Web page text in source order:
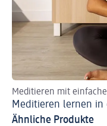
Meditieren mit
Meditieren lernen in
Ähnliche Produkte